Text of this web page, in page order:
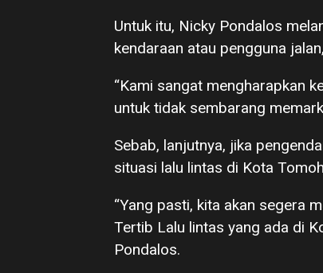
Untuk itu, Nicky Pondalos
kendaraan atau pengguna
“Kami sangat mengharapkan
untuk tidak sembarang
Sebab, lanjutnya, jika
situasi lalu lintas di Kota
“Yang pasti, kita akan segera
Tertib Lalu lintas yang ada di
Pondalos.